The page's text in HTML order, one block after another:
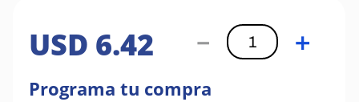
USD 6.42 ＋
－
Programa tu compra